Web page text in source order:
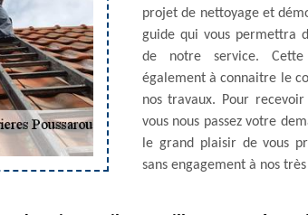
projet de nettoyage et
guide qui vous permettra
de notre service.
également à connaitre le
nos travaux. Pour
vous nous passez votre
le grand plaisir de vous
sans engagement à nos